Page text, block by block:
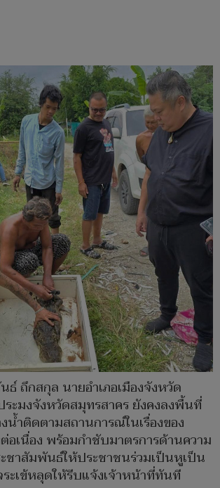
ธ์ ถึกสกุล นายอำเภอเมืองจังหวัด
ระมงจังหวัดสมุทรสาคร ยังคงลงพื้นที่
น้ำติดตามสถานการณ์ในเรื่องของ
อเนื่อง พร้อมกำชับมาตรการด้านความ
ชาสัมพันธ์ให้ประชาชนร่วมเป็นหูเป็น
ะเข้หลุดให้รีบแจ้งเจ้าหน้าที่ทันที